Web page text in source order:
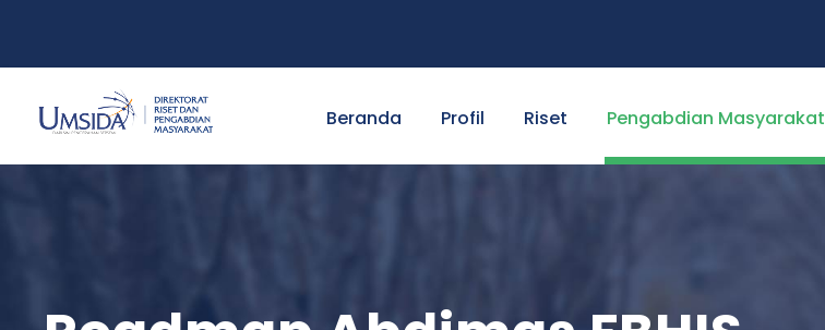
Beranda Profil Riset Pengabdian Masyarakat